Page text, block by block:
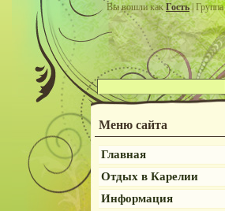
Вы вошли какГость| Группа
Меню сайта
Главная
Отдых в Карелии
Информация